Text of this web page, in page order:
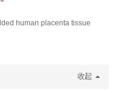
human placenta tissue
收起